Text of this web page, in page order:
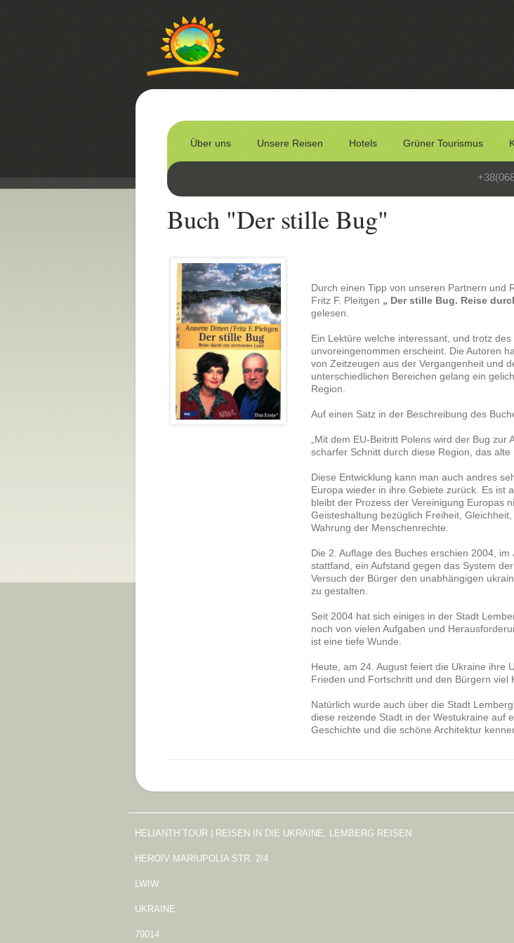
Über uns Unsere Reisen Hotels Grüner Tourismus
Buch "Der stille Bug"
Durch einen Tipp von unseren Partnern und
Fritz F. Pleitgen „ Der stille Bug. Reise
gelesen.
Ein Lektüre welche interessant, und trotz
unvoreingenommen erscheint. Die Autoren
von Zeitzeugen aus der Vergangenheit und
unterschiedlichen Bereichen gelang ein
Region.
Auf einen Satz in der Beschreibung des
„Mit dem EU-Beitritt Polens wird der Bug
scharfer Schnitt durch diese Region, das alte
Diese Entwicklung kann man auch andres
Europa wieder in ihre Gebiete zurück. Es ist
bleibt der Prozess der Vereinigung Europas
Geisteshaltung bezüglich Freiheit,
Wahrung der Menschenrechte.
Die 2. Auflage des Buches erschien 2004,
stattfand, ein Aufstand gegen das System
Versuch der Bürger den unabhängigen
zu gestalten.
Seit 2004 hat sich einiges in der Stadt
noch von vielen Aufgaben und
ist eine tiefe Wunde.
Heute, am 24. August feiert die Ukraine ihre
Frieden und Fortschritt und den Bürgern
Natürlich wurde auch über die Stadt
diese reizende Stadt in der Westukraine auf
Geschichte und die schöne Architektur
HELIANTH TOUR | REISEN IN DIE UKRAINE, LEMBERG REISEN
HEROIV MARIUPOLIA STR. 2/4
LWIW
UKRAINE
79014